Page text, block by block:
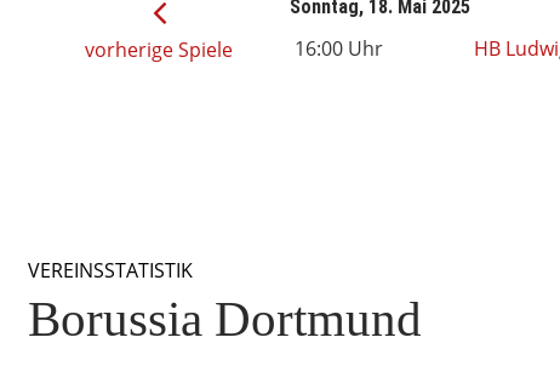
vorherige Spiele
Sonntag, 18. Mai 2025
16:00 Uhr HB
VEREINSSTATISTIK
Borussia Dortmund